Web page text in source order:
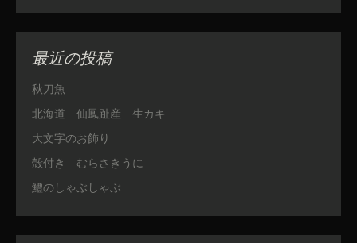
最近の投稿
秋刀魚
北海道 仙鳳趾産 生カキ
大文字のお飾り
殻付き むらさきうに
鱧のしゃぶしゃぶ